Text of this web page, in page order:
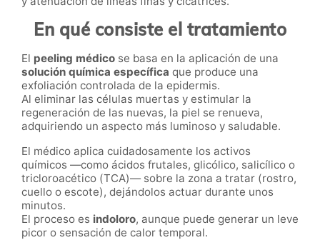
En qué consiste el tratamiento
El peeling médico se basa en la aplicación de una
solución química específica que produce una
exfoliación controlada de la epidermis.
Al eliminar las células muertas y estimular la
regeneración de las nuevas, la piel se renueva,
adquiriendo un aspecto más luminoso y saludable.
El médico aplica cuidadosamente los activos
químicos —como ácidos frutales, glicólico, salicílico o
tricloroacético (TCA)— sobre la zona a tratar (rostro,
cuello o escote), dejándolos actuar durante unos
minutos.
El proceso es indoloro, aunque puede generar un leve
picor o sensación de calor temporal.